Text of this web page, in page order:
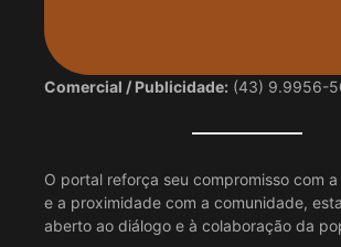
Comercial / Publicidade: (43) 9.9956-
O portal reforça seu compromisso com
e a proximidade com a comunidade,
aberto ao diálogo e à colaboração da